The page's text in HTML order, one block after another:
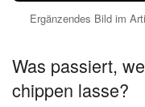
Ergänzendes Bild im
Was passiert,
chippen lasse?